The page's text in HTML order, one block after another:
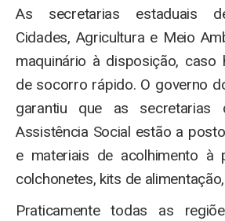
As secretarias estaduais
Cidades, Agricultura e Meio
maquinário à disposição, caso
de socorro rápido. O governo
garantiu que as
Assistência Social estão a
e materiais de acolhimento à
colchonetes, kits de
Praticamente todas as